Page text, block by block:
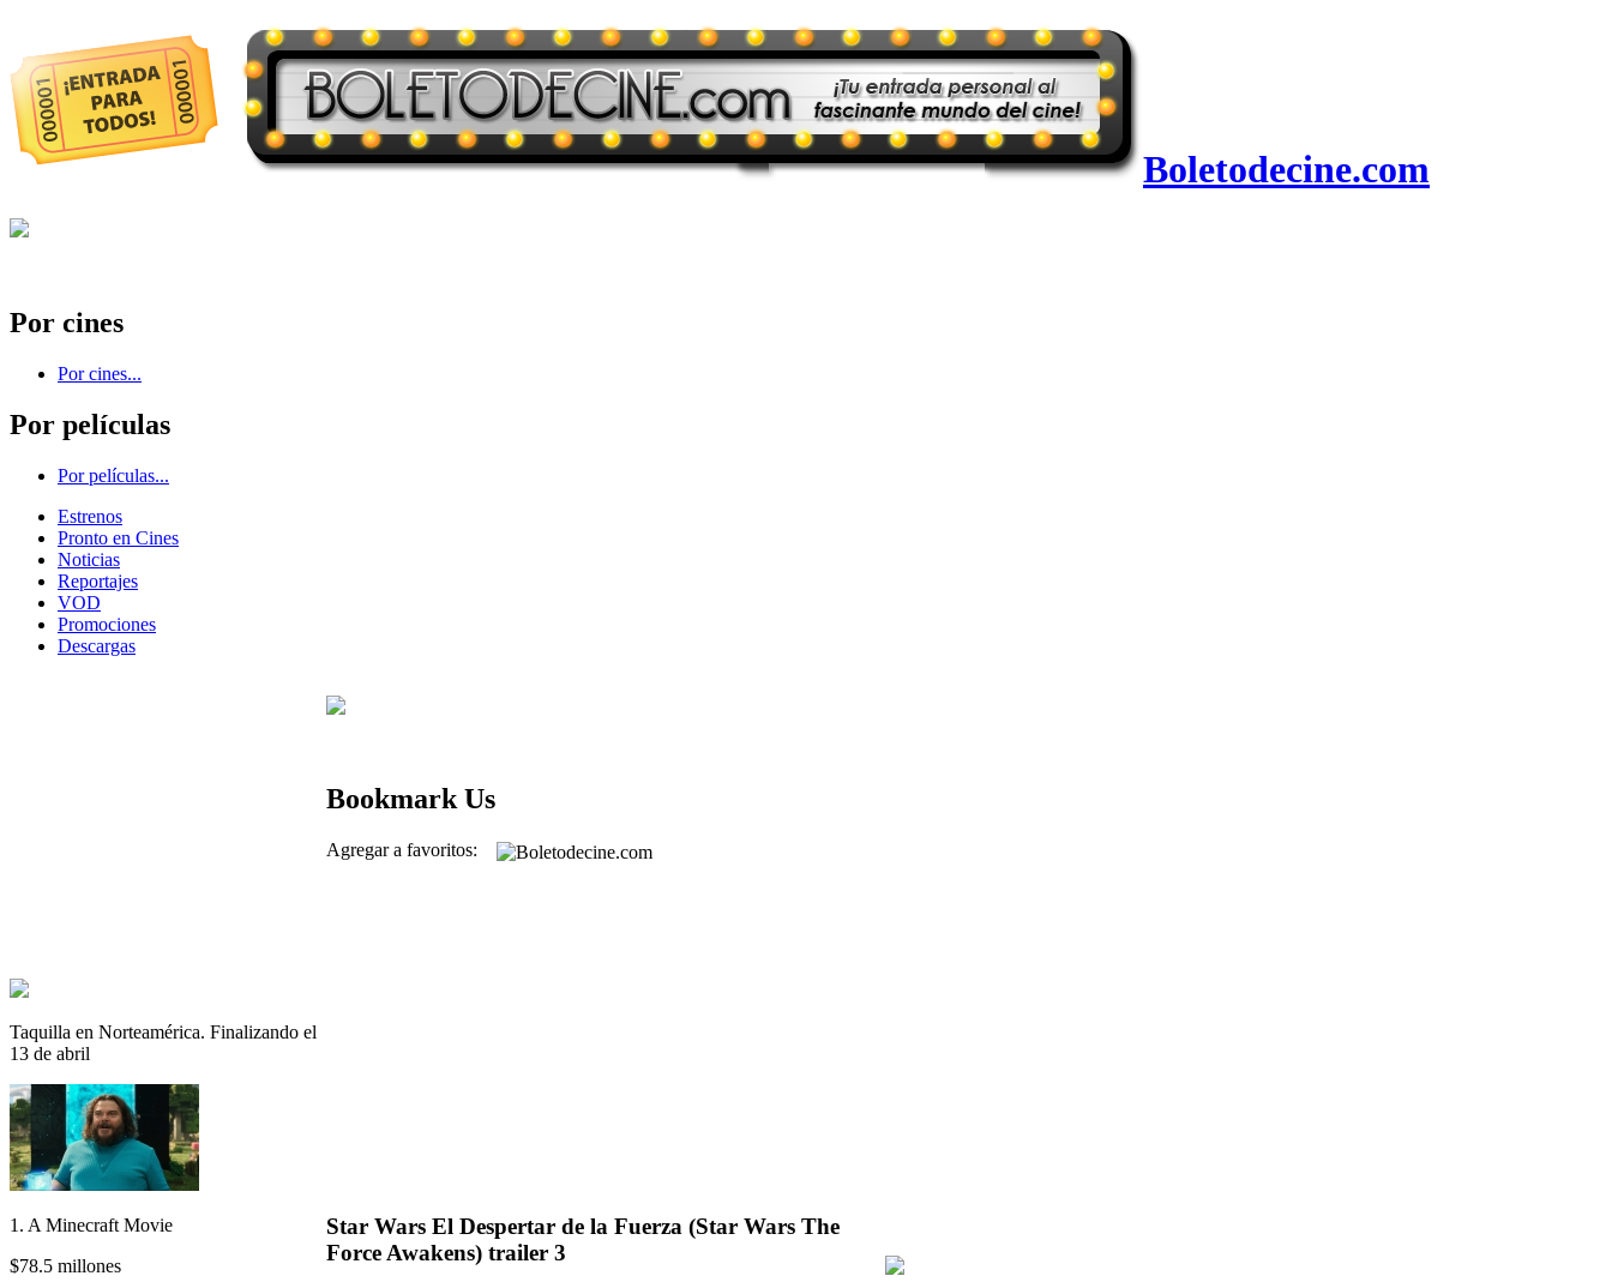
Boletodecine.com
Por cines
Por cines...
Por películas
Por películas...
Estrenos
Pronto en Cines
Noticias
Reportajes
VOD
Promociones
Descargas
Taquilla en Norteamérica. Finalizando el
13 de abril
1. A Minecraft Movie
$78.5 millones
Bookmark Us
Agregar a favoritos:
Star Wars El Despertar de la Fuerza (Star Wars The
Force Awakens) trailer 3